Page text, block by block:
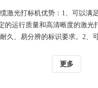
激光打标机优势：1、可以满
的运行质量和高清晰度的激光
久、易分辨的标识要求。2、
面，顶端打印厂标，规格，日
行业的标准和特殊应用的要求。
更多